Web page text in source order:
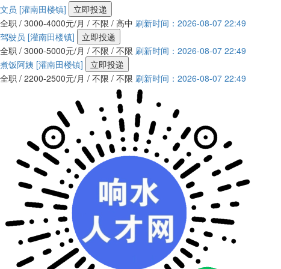
文员 [灌南田楼镇]
立即投递
全职 / 3000-4000元/月 / 不限 / 高中 刷新时间：2026-08-07 22:49
驾驶员 [灌南田楼镇]
立即投递
全职 / 3000-5000元/月 / 不限 / 不限 刷新时间：2026-08-07 22:49
煮饭阿姨 [灌南田楼镇]
立即投递
全职 / 2200-2500元/月 / 不限 / 不限 刷新时间：2026-08-07 22:49